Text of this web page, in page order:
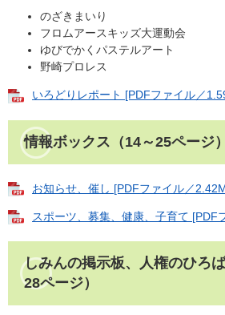
のざきまいり
フロムアースキッズ大運動会
ゆびでかくパステルアート
野崎プロレス
いろどりレポート [PDFファイル／
情報ボックス（14～25ページ）
お知らせ、催し [PDFファイル／
スポーツ、募集、健康、子育て [PDF
しみんの掲示板、人権のひろ
28ページ）